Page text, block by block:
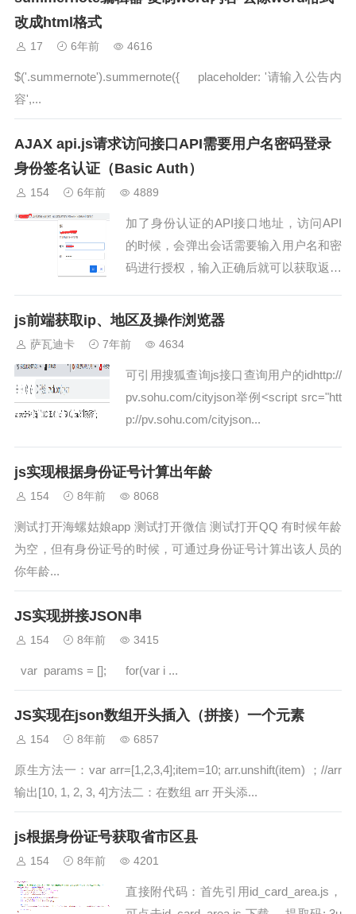
改成html格式
17 6年前 4616
$('.summernote').summernote({ placeholder: '请输入公告内
容',...
AJAX api.js请求访问接口API需要用户名密码登录
身份签名认证（Basic Auth）
154 6年前 4889
加了身份认证的API接口地址，访问API
的时候，会弹出会话需要输入用户名和密
码进行授权，输入正确后就可以获取返回
如下： 那么如何通过AJAX实现，...
js前端获取ip、地区及操作浏览器
萨瓦迪卡 7年前 4634
可引用搜狐查询js接口查询用户的idhttp://
pv.sohu.com/cityjson举例<script src="htt
p://pv.sohu.com/cityjson...
js实现根据身份证号计算出年龄
154 8年前 8068
测试打开海螺姑娘app 测试打开微信 测试打开QQ 有时候年龄
为空，但有身份证号的时候，可通过身份证号计算出该人员的
你年龄...
JS实现拼接JSON串
154 8年前 3415
var params = []; for(var i ...
JS实现在json数组开头插入（拼接）一个元素
154 8年前 6857
原生方法一：var arr=[1,2,3,4];item=10; arr.unshift(item) ；//arr
输出[10, 1, 2, 3, 4]方法二：在数组 arr 开头添...
js根据身份证号获取省市区县
154 8年前 4201
直接附代码：首先引用id_card_area.js，